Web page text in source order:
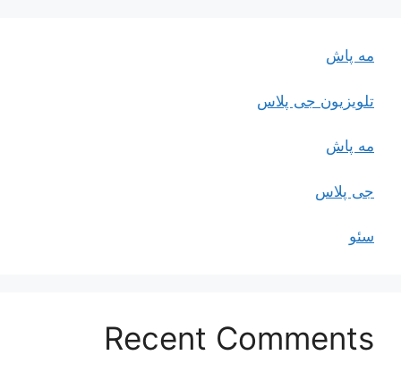
مه پاش
تلویزیون جی پلاس
مه پاش
جی پلاس
سئو
Recent Comments